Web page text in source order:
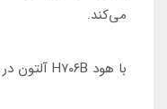
می‌کند.
با هود H۷۰۶B آلتون در یک فضای پرنور آشپزی کنید